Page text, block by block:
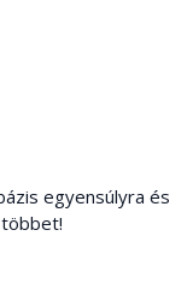
egyensúlyra és